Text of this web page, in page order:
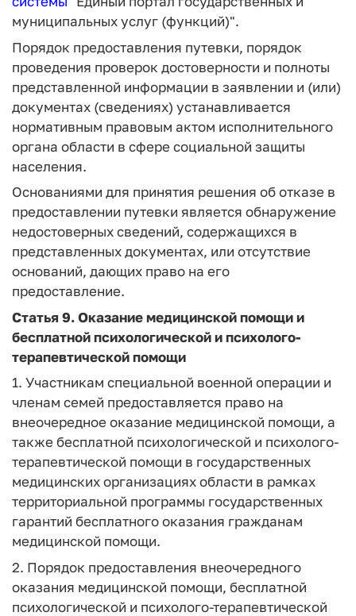
муниципальных услуг (функций)".
Порядок предоставления путевки, порядок
проведения проверок достоверности и полноты
представленной информации в заявлении и (или)
документах (сведениях) устанавливается
нормативным правовым актом исполнительного
органа области в сфере социальной защиты
населения.
Основаниями для принятия решения об отказе в
предоставлении путевки является обнаружение
недостоверных сведений, содержащихся в
представленных документах, или отсутствие
оснований, дающих право на его
предоставление.
Статья 9.Оказание медицинской помощи и
бесплатной психологической и психолого-
терапевтической помощи
1. Участникам специальной военной операции и
членам семей предоставляется право на
внеочередное оказание медицинской помощи, а
также бесплатной психологической и психолого-
терапевтической помощи в государственных
медицинских организациях области в рамках
территориальной программы государственных
гарантий бесплатного оказания гражданам
медицинской помощи.
2. Порядок предоставления внеочередного
оказания медицинской помощи, бесплатной
психологической и психолого-терапевтической